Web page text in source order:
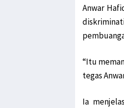
Anwar
“Itu
tegas
Ia